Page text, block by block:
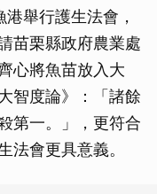
舉行護生法會，
苗栗縣政府農業處
心將魚苗放入大
智度論》：「諸餘
第一。」，更符合
法會更具意義。